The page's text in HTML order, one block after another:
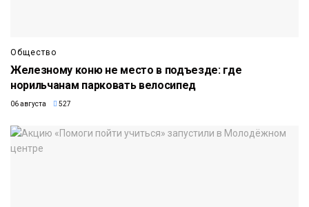
Общество
Железному коню не место в подъезде: где
норильчанам парковать велосипед
06 августа 527